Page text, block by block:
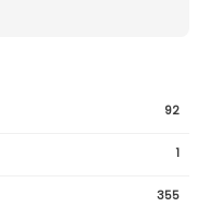
92
1
355